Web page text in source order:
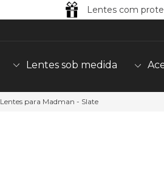
Lentes com
Lentes sob medida
Lentes para Madman - Slate